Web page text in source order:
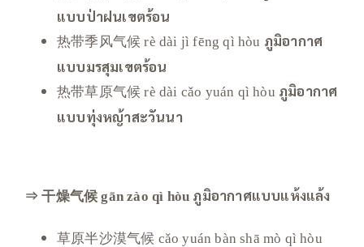
แบบป่าฝนเขตร้อน
热带季风气候rè dài jì fēng qì hòu ภูมิอากาศ
แบบมรสุมเขตร้อน
热带草原气候rè dài cǎo yuán qì hòu ภูมิอากาศ
แบบทุ่งหญ้าสะวันนา
⇒ 干燥气候 gān zào qì hòu ภูมิอากาศแบบแห้งแล้ง
草原半沙漠气候 cǎo yuán bàn shā mò qì hòu